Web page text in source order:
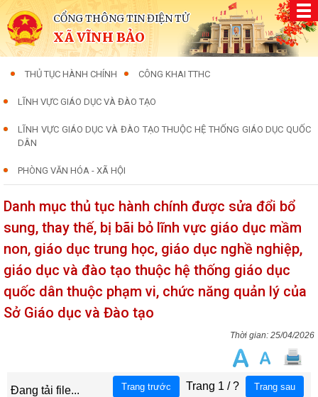
CỔNG THÔNG TIN ĐIỆN TỬ
XÃ VĨNH BẢO
THỦ TỤC HÀNH CHÍNH CÔNG KHAI TTHC
LĨNH VỰC GIÁO DỤC VÀ ĐÀO TẠO
LĨNH VỰC GIÁO DỤC VÀ ĐÀO TẠO THUỘC HỆ THỐNG GIÁO DỤC QUỐC
DÂN
PHÒNG VĂN HÓA - XÃ HỘI
Danh mục thủ tục hành chính được sửa đổi bổ
sung, thay thế, bị bãi bỏ lĩnh vực giáo dục mầm
non, giáo dục trung học, giáo dục nghề nghiệp,
giáo dục và đào tạo thuộc hệ thống giáo dục
quốc dân thuộc phạm vi, chức năng quản lý của
Sở Giáo dục và Đào tạo
25/04/2026